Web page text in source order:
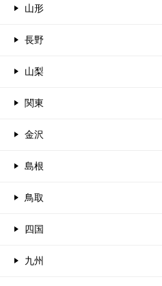
山形
長野
山梨
関東
金沢
島根
鳥取
四国
九州